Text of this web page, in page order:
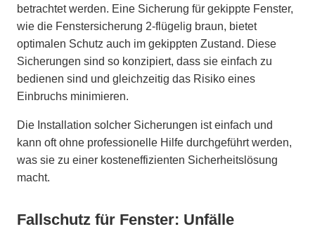
betrachtet werden. Eine Sicherung für gekippte Fenster,
wie die Fenstersicherung 2-flügelig braun, bietet
optimalen Schutz auch im gekippten Zustand. Diese
Sicherungen sind so konzipiert, dass sie einfach zu
bedienen sind und gleichzeitig das Risiko eines
Einbruchs minimieren.
Die Installation solcher Sicherungen ist einfach und
kann oft ohne professionelle Hilfe durchgeführt werden,
was sie zu einer kosteneffizienten Sicherheitslösung
macht.
Fallschutz für Fenster: Unfälle